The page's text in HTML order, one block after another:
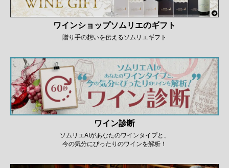
ワインショップソムリエのギフト
贈り手の想いを伝えるソムリエギフト
ワイン診断
ソムリエAIがあなたのワインタイプと、
今の気分にぴったりのワインを解析！